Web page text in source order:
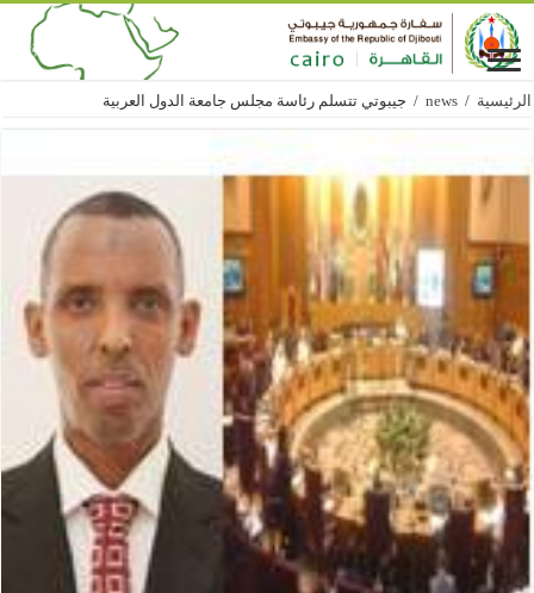
الرئيسية /
news
/ جيبوتي تتسلم رئاسة مجلس جامعة الدول العربية